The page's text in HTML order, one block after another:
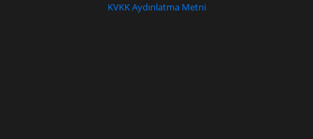
KVKK Aydınlatma Metni